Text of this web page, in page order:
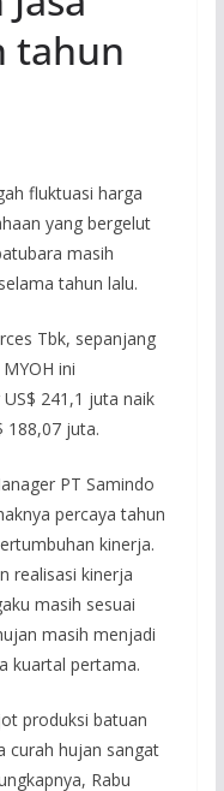
tahun
fluktuasi harga
yang bergelut
masih
tahun lalu.
Tbk, sepanjang
ini
241,1 juta naik
188,07 juta.
PT Samindo
percaya tahun
kinerja.
realisasi kinerja
masih sesuai
masih menjadi
kuartal pertama.
produksi batuan
curah hujan sangat
Rabu